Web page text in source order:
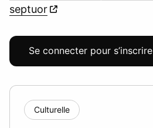
septuor
Se connecter pour s’inscrire
Culturelle